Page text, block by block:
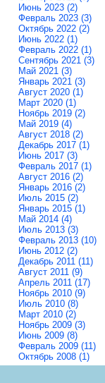
Июнь 2023 (2)
Февраль 2023 (3)
Октябрь 2022 (2)
Июнь 2022 (1)
Февраль 2022 (1)
Сентябрь 2021 (3)
Май 2021 (3)
Январь 2021 (3)
Август 2020 (1)
Март 2020 (1)
Ноябрь 2019 (2)
Май 2019 (4)
Август 2018 (2)
Декабрь 2017 (1)
Июнь 2017 (3)
Февраль 2017 (1)
Август 2016 (2)
Январь 2016 (2)
Июль 2015 (2)
Январь 2015 (1)
Май 2014 (4)
Июль 2013 (3)
Февраль 2013 (10)
Июнь 2012 (2)
Декабрь 2011 (11)
Август 2011 (9)
Апрель 2011 (17)
Ноябрь 2010 (9)
Июль 2010 (8)
Март 2010 (2)
Ноябрь 2009 (3)
Июнь 2009 (8)
Февраль 2009 (11)
Октябрь 2008 (1)